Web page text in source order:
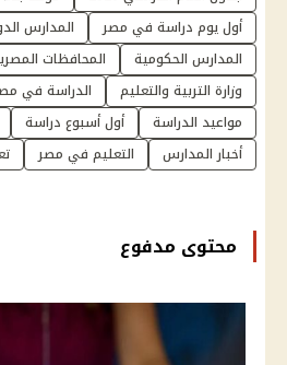
أول يوم دراسة في مصر
المدارس
المدارس الحكومية
المحافظات
وزارة التربية والتعليم
الدراسة في
مواعيد الدراسة
أول أسبوع دراسة
أخبار المدارس
التعليم في مصر
محتوى مدفوع